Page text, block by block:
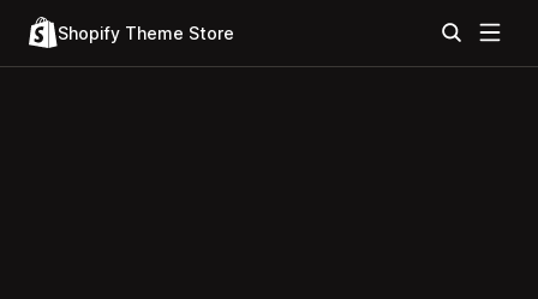
Shopify Theme Store